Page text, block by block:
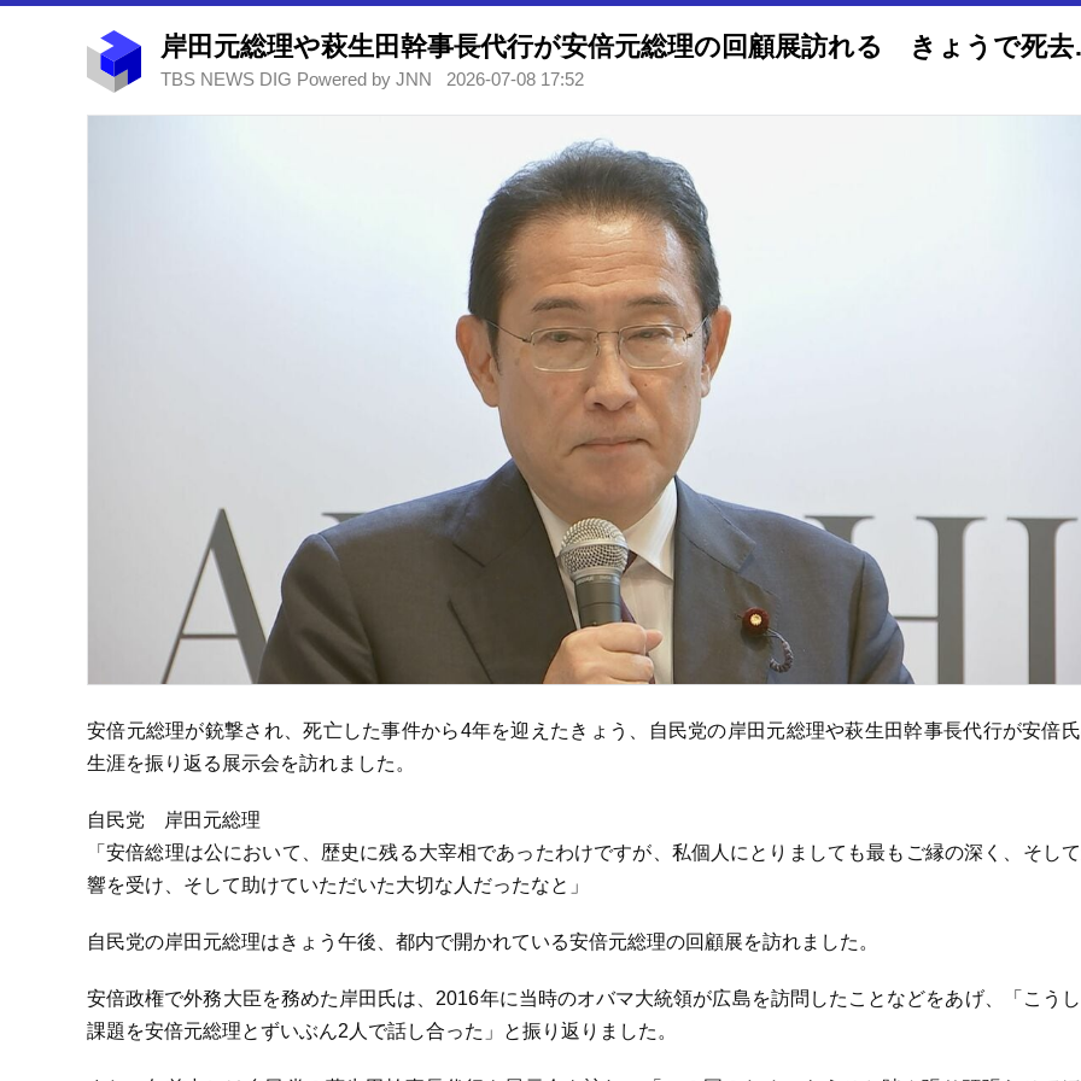
岸田元総理
TBS NEWS DIG Powered by JNN 2026-07-08 17:52
安倍元総理が銃撃され、死亡した事件から4年を迎えたきょう、自民党の岸田元総理や萩生田幹事長代行が安倍
生涯を振り返る展示会を訪れました。
自民党 岸田元総理
「安倍総理は公において、歴史に残る大宰相であったわけですが、私個人にとりましても最もご縁の深く、そし
響を受け、そして助けていただいた大切な人だったなと」
自民党の岸田元総理はきょう午後、都内で開かれている安倍元総理の回顧展を訪れました。
安倍政権で外務大臣を務めた岸田氏は、2016年に当時のオバマ大統領が広島を訪問したことなどをあげ、「こう
課題を安倍元総理とずいぶん2人で話し合った」と振り返りました。